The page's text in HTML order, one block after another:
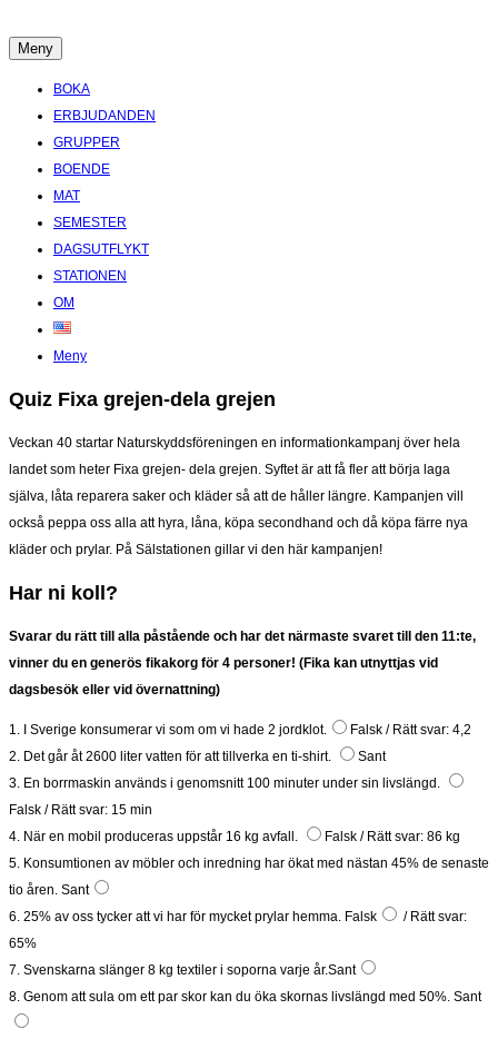
till
Boende Aktiviteter Möten Hemlig historia i Stockholms Skärgård
Meny
BOKA
ERBJUDANDEN
GRUPPER
BOENDE
MAT
SEMESTER
DAGSUTFLYKT
STATIONEN
OM
Meny
Quiz Fixa grejen-dela grejen
Veckan 40 startar Naturskyddsföreningen en informationkampanj över hela
landet som heter Fixa grejen- dela grejen. Syftet är att få fler att börja laga
själva, låta reparera saker och kläder så att de håller längre. Kampanjen vill
också peppa oss alla att hyra, låna, köpa secondhand och då köpa färre nya
kläder och prylar. På Sälstationen gillar vi den här kampanjen!
Har ni koll?
Svarar du rätt till alla påstående och har det närmaste svaret till den 11:te,
vinner du en generös fikakorg för 4 personer! (Fika kan utnyttjas vid
dagsbesök eller vid övernattning)
1. I Sverige konsumerar vi som om vi hade 2 jordklot. Falsk / Rätt svar: 4,2
2. Det går åt 2600 liter vatten för att tillverka en ti-shirt.
Sant
3. En borrmaskin används i genomsnitt 100 minuter under sin livslängd.
Falsk / Rätt svar: 15 min
4. När en mobil produceras uppstår 16 kg avfall.
Falsk / Rätt svar: 86 kg
5. Konsumtionen av möbler och inredning har ökat med nästan 45% de senaste
tio åren. Sant
6. 25% av oss tycker att vi har för mycket prylar hemma. Falsk
/ Rätt svar:
65%
7. Svenskarna slänger 8 kg textiler i soporna varje år.Sant
8. Genom att sula om ett par skor kan du öka skornas livslängd med 50%. Sant